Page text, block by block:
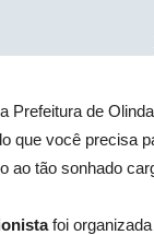
Prefeitura de
que você precisa
ao tão sonhado
foi